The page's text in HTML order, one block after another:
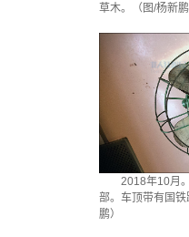
草木。（图/杨新鹏
2018年10月
部。车顶带有国
鹏）